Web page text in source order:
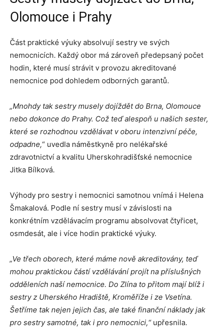
Olomouce i Prahy
Část praktické výuky absolvují sestry ve svých
nemocnicích. Každý obor má zároveň předepsaný počet
hodin, které musí strávit v provozu akreditované
nemocnice pod dohledem odborných garantů.
„Mnohdy tak sestry musely dojíždět do Brna, Olomouce
nebo dokonce do Prahy. Což teď alespoň u našich sester,
které se rozhodnou vzdělávat v oboru intenzivní péče,
odpadne,“ uvedla náměstkyně pro nelékařské
zdravotnictví a kvalitu Uherskohradišťské nemocnice
Jitka Bílková.
Výhody pro sestry i nemocnici samotnou vnímá i Helena
Šmakalová. Podle ní sestry musí v závislosti na
konkrétním vzdělávacím programu absolvovat čtyřicet,
osmdesát, ale i více hodin praktické výuky.
„Ve třech oborech, které máme nově akreditovány, teď
mohou praktickou částí vzdělávání projít na příslušných
odděleních naší nemocnice. Do Zlína to přitom mají blíž i
sestry z Uherského Hradiště, Kroměříže i ze Vsetína.
Šetříme tak nejen jejich čas, ale také finanční náklady jak
pro sestry samotné, tak i pro nemocnici,“upřesnila.